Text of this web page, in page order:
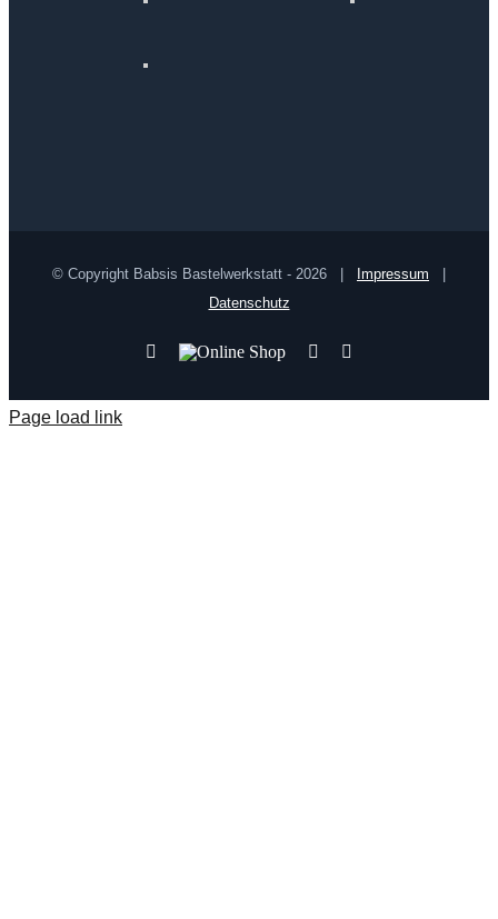
© Copyright Babsis Bastelwerkstatt - 2026 | Impressum |
Datenschutz
YouTube
Online
Pinterest
Page load link